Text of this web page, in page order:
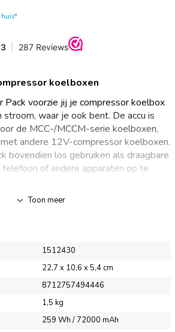
huis*
koelboxen
voorzie jij je compressor koelbox
waar je ook bent. De accu is
de MCC-/MCCM-serie koelboxen,
andere 12V-compressor koelboxen.
bovendien los gebruiken als draagbare
of andere apparaten op te
camping of ergens zonder
de Mestic Power Pack ben je minder
stroombronnen en blijft je koelbox off-
eenvoudig vast aan een MCC-/MCCM-
koelboxen. De accu is uitgerust
waarop je in één oogopslag de
Toon meer
1512430
22,7 x 10,6 x 5,4 cm
8712757494446
1,5 kg
259 Wh / 72000 mAh